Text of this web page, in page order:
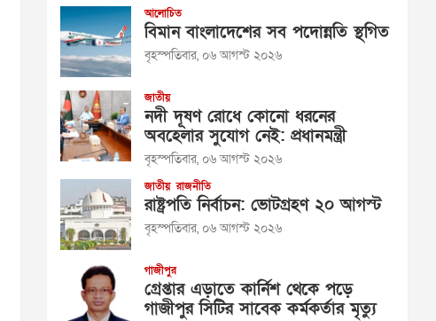
আলোচিত
বিমান বাংলাদেশের সব পদোন্নতি স্থগিত
বৃহস্পতিবার, ০৬ আগস্ট ২০২৬
জাতীয়
নদী দূষণ রোধে কোনো ধরনের
অবহেলার সুযোগ নেই: প্রধানমন্ত্রী
বৃহস্পতিবার, ০৬ আগস্ট ২০২৬
জাতীয় রাজনীতি
রাষ্ট্রপতি নির্বাচন: ভোটগ্রহণ ২০ আগস্ট
বৃহস্পতিবার, ০৬ আগস্ট ২০২৬
গাজীপুর
গ্রেপ্তার এড়াতে কার্নিশ থেকে পড়ে
গাজীপুর সিটির সাবেক কর্মকর্তার মৃত্যু